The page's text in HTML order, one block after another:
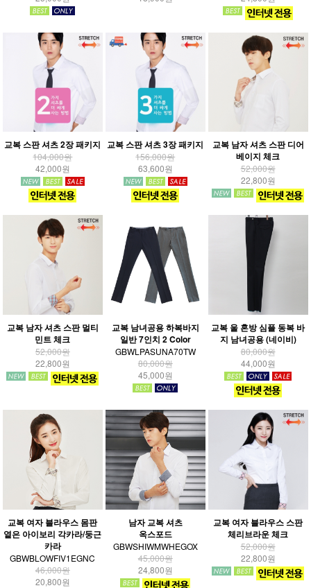
교복 스판 셔츠 2장 패키지
104,000원
42,000원
교복 스판 셔츠 3장 패키지
156,000원
63,600원
교복 남자 셔츠 스판 디어
베이지 체크
52,000원
22,800원
교복 남자 셔츠 스판 멀티
민트 체크
52,000원
22,800원
교복 남녀공용 하복바지
일반 7인치 2 Color
GBWLPASUNA70TW
80,000원
45,000원
교복 울 혼방 심플 동복 바
지 남녀공용 (네이비)
80,000원
44,000원
교복 여자 블라우스 몸판
옅은 아이보리 각카라/둥근
카라
GBWBLOWFIV1EGNC
46,000원
20,800원
남자 교복 셔츠
옥스포드
GBWSHIWMWHEGOX
45,000원
24,800원
교복 여자 블라우스 스판
체리브라운 체크
52,000원
22,800원